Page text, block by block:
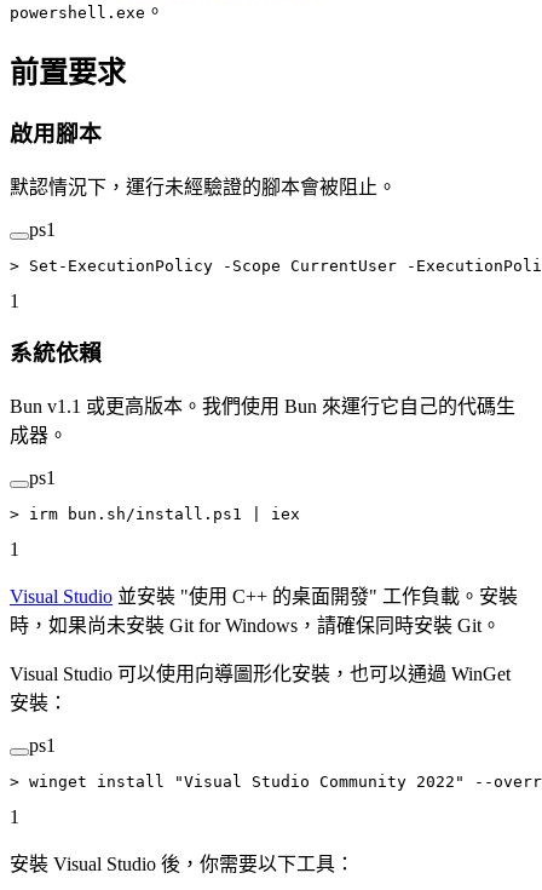
powershell.exe 。
前置要求
啟用腳本
默認情況下，運行未經驗證的腳本會被阻止。
ps1
> Set-ExecutionPolicy - Scope CurrentUser -
1
系統依賴
Bun v1.1 或更高版本。我們使用 Bun 來運行它自己的代碼生
成器。
ps1
> irm bun.sh /install.ps1 iex
1
Visual Studio 並安裝 "使用 C++ 的桌面開發" 工作負載。安裝
時，如果尚未安裝 Git for Windows，請確保同時安裝 Git。
Visual Studio 可以使用向導圖形化安裝，也可以通過 WinGet
安裝：
ps1
> winget install "Visual Studio Community 2022" --
1
安裝 Visual Studio 後，你需要以下工具：